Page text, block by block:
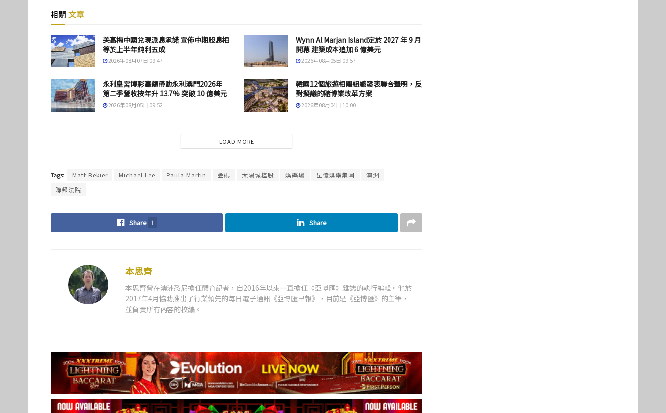
相關 文章
美高梅中國兌現派息承諾 宣佈中期股息相
等於上半年純利五成
2026年08月07日 09:47
Wynn Al Marjan Island定於 2027 年 9 月
開幕 建築成本追加 6 億美元
2026年08月05日 09:57
永利皇宮博彩贏額帶動永利澳門2026年
第二季營收按年升 13.7% 突破 10 億美元
2026年08月05日 09:52
韓國12個旅遊相關組織發表聯合聲明，反
對擬議的賭博業改革方案
2026年08月04日 10:00
LOAD MORE
Tags: Matt Bekier Michael Lee Paula Martin 叠碼 太陽城控股 娛樂場 星億娛樂集團
澳洲
聯邦法院
Share 1 Share
本思齊
本思齊曾在澳洲悉尼擔任體育記者，自2016年以來一直擔任《亞博匯》雜誌的執行編輯。他於
2017年4月協助推出了行業領先的每日電子通訊《亞博匯早報》，目前是《亞博匯》的主筆，
並負責所有內容的校編。